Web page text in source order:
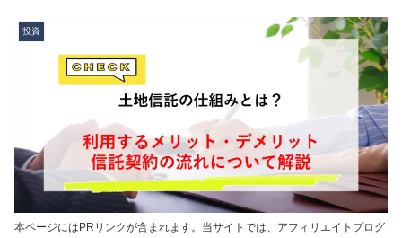
本ページにはPRリンクが含まれます。当サイトでは、アフィリエイトプログ
投資